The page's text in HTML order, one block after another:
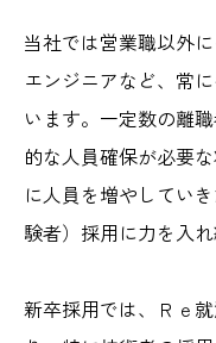
当社では営業職以外
エンジニアなど、常
います。一定数の離
的な人員確保が必要
に人員を増やしてい
験者）採用に力を入
新卒採用では、Ｒｅ